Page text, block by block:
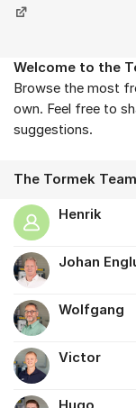
About the forum
Welcome to the
Browse the most
own. Feel free to
suggestions.
The Tormek Team
Henrik
Johan
Wolfgang
Victor